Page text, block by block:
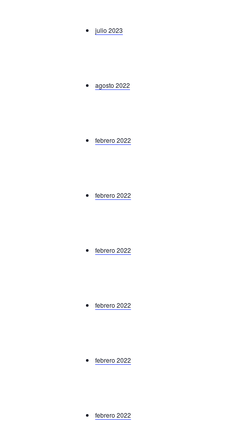
julio 2023
agosto 2022
febrero 2022
febrero 2022
febrero 2022
febrero 2022
febrero 2022
febrero 2022